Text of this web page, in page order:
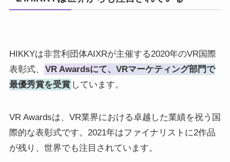
HIKKYは非営利団体AIXRが主催する2020年のVR国際
表彰式、
VR Awardsにて、VRマーケティング部門で
最優秀賞を受賞 しています。
VR Awardsは、VR業界における卓越した業績を祝う国
際的な表彰式です。2021年はファイナリストに2作品
が残り、世界でも注目されています。